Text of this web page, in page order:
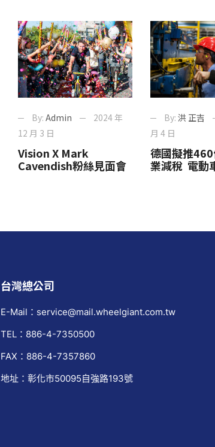
By: Admin
2024 年
12 月 3 日
Vision X Mark
Cavendish粉絲見面會
By:洪 正吉
月 4 日
德國擬推
業減稅 電動
台灣總公司
E-Mail：service@mail.wheelgiant.com.tw
TEL：886-4-7350500
FAX：886-4-7357860
地址：彰化市50095自強路193號